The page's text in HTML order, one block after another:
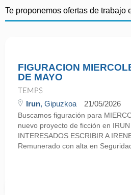
Te proponemos ofertas de trabajo
FIGURACION
DE MAYO
TEMPS
Irun, Gipuzkoa 21/05/2026
Buscamos figuración para
nuevo proyecto de ficción en
INTERESADOS ESCRIBIR A
Remunerado con alta en